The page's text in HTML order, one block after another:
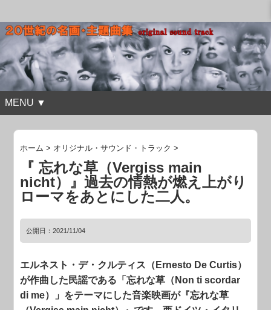
MENU ▼
ホーム > オリジナル・サウンド・トラック >
『 忘れな草（Vergiss main
nicht）』過去の情熱が燃え上がり
ローマをあとにした二人。
公開日：2021/11/04
エルネスト・デ・クルティス（Ernesto De Curtis）
が作曲した民謡である「忘れな草（Non ti scordar
di me）」をテーマにした音楽映画が『忘れな草